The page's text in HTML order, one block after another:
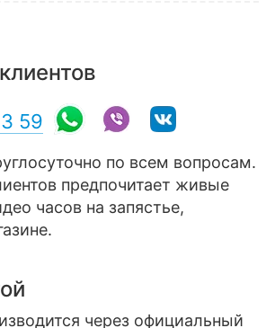
59
по всем вопросам.
предпочитает живые
часов на запястье,
через официальный